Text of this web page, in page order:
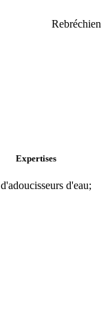
Rebréchien
Expertises
d'eau;